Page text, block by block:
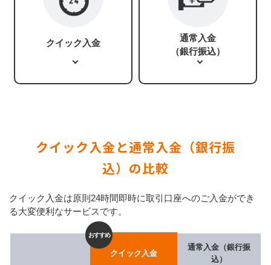
クイック入金
通常入金
（銀行振込）
クイック入金と通常入金（銀行振
込）の比較
クイック入金は原則24時間即時に取引口座へのご入金ができ
る大変便利なサービスです。
クイック入金
おすすめ
通常入金（銀行振
込）